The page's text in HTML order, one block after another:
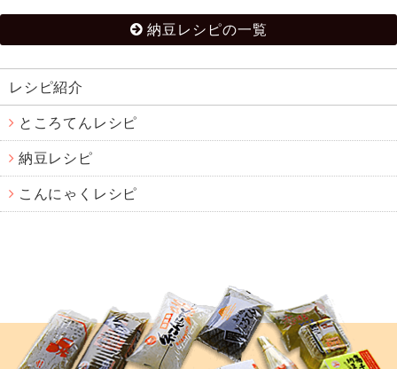
納豆レシピの一覧
レシピ紹介
ところてんレシピ
納豆レシピ
こんにゃくレシピ